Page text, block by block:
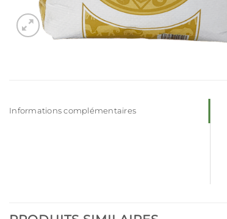
Informations complémentaires